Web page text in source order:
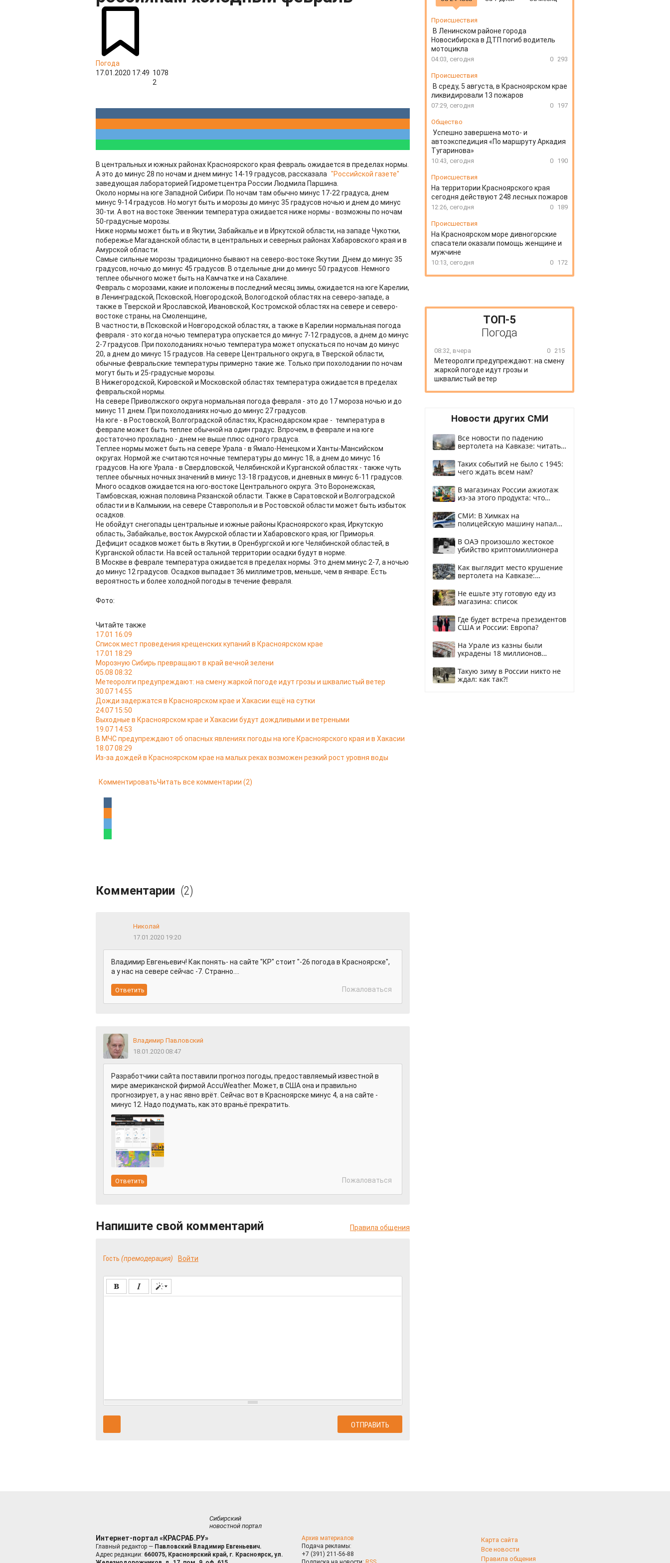
Погода
17.01.2020 17:49 1078
2
В центральных и южных районах Красноярского края февраль ожидается в пределах нормы.
А это до минус 28 по ночам и днем минус 14-19 градусов, рассказала "Российской газете"
заведующая лабораторией Гидрометцентра России Людмила Паршина.
Около нормы на юге Западной Сибири. По ночам там обычно минус 17-22 градуса, днем
минус 9-14 градусов. Но могут быть и морозы до минус 35 градусов ночью и днем до минус
30-ти. А вот на востоке Эвенкии температура ожидается ниже нормы - возможны по ночам
50-градусные морозы.
Ниже нормы может быть и в Якутии, Забайкалье и в Иркутской области, на западе Чукотки,
побережье Магаданской области, в центральных и северных районах Хабаровского края и в
Амурской области.
Самые сильные морозы традиционно бывают на северо-востоке Якутии. Днем до минус 35
градусов, ночью до минус 45 градусов. В отдельные дни до минус 50 градусов. Немного
теплее обычного может быть на Камчатке и на Сахалине.
Февраль с морозами, какие и положены в последний месяц зимы, ожидается на юге Карелии,
в Ленинградской, Псковской, Новгородской, Вологодской областях на северо-западе, а
также в Тверской и Ярославской, Ивановской, Костромской областях на севере и северо-
востоке страны, на Смоленщине,
В частности, в Псковской и Новгородской областях, а также в Карелии нормальная погода
февраля - это когда ночью температура опускается до минус 7-12 градусов, а днем до минус
2-7 градусов. При похолоданиях ночью температура может опускаться по ночам до минус
20, а днем до минус 15 градусов. На севере Центрального округа, в Тверской области,
обычные февральские температуры примерно такие же. Только при похолодании по ночам
могут быть и 25-градусные морозы.
В Нижегородской, Кировской и Московской областях температура ожидается в пределах
февральской нормы.
На севере Приволжского округа нормальная погода февраля - это до 17 мороза ночью и до
минус 11 днем. При похолоданиях ночью до минус 27 градусов.
На юге - в Ростовской, Волгоградской областях, Краснодарском крае - температура в
феврале может быть теплее обычной на один градус. Впрочем, в феврале и на юге
достаточно прохладно - днем не выше плюс одного градуса.
Теплее нормы может быть на севере Урала - в Ямало-Ненецком и Ханты-Мансийском
округах. Нормой же считаются ночные температуры до минус 18, а днем до минус 16
градусов. На юге Урала - в Свердловской, Челябинской и Курганской областях - также чуть
теплее обычных ночных значений в минус 13-18 градусов, и дневных в минус 6-11 градусов.
Много осадков ожидается на юго-востоке Центрального округа. Это Воронежская,
Тамбовская, южная половина Рязанской области. Также в Саратовской и Волгоградской
области и в Калмыкии, на севере Ставрополья и в Ростовской области может быть избыток
осадков.
Не обойдут снегопады центральные и южные районы Красноярского края, Иркутскую
область, Забайкалье, восток Амурской области и Хабаровского края, юг Приморья.
Дефицит осадков может быть в Якутии, в Оренбургской и юге Челябинской областей, в
Курганской области. На всей остальной территории осадки будут в норме.
В Москве в феврале температура ожидается в пределах нормы. Это днем минус 2-7, а ночью
до минус 12 градусов. Осадков выпадает 36 миллиметров, меньше, чем в январе. Есть
вероятность и более холодной погоды в течение февраля.
Фото:
Читайте также
17.01 16:09
Список мест проведения крещенских купаний в Красноярском крае
17.01 18:29
Морозную Сибирь превращают в край вечной зелени
05.08 08:32
Метеоролги предупреждают: на смену жаркой погоде идут грозы и шквалистый ветер
30.07 14:55
Дожди задержатся в Красноярском крае и Хакасии ещё на сутки
24.07 15:50
Выходные в Красноярском крае и Хакасии будут дождливыми и ветреными
19.07 14:53
В МЧС предупреждают об опасных явлениях погоды на юге Красноярского края и в Хакасии
18.07 08:29
Из-за дождей в Красноярском крае на малых реках возможен резкий рост уровня воды
КомментироватьЧитать все комментарии (2)
Комментарии (2)
Николай
17.01.2020 19:20
Владимир Евгеньевич! Как понять- на сайте "КР" стоит "-26 погода в Красноярске",
а у нас на севере сейчас -7. Странно....
Пожаловаться
Владимир Павловский
18.01.2020 08:47
Разработчики сайта поставили прогноз погоды, предоставляемый известной в
мире американской фирмой AccuWeather. Может, в США она и правильно
прогнозирует, а у нас явно врёт. Сейчас вот в Красноярске минус 4, а на сайте -
минус 12. Надо подумать, как это враньё прекратить.
Пожаловаться
Напишите свой комментарий Правила общения
Гость (премодерация) Войти
Происшествия
В Ленинском районе города
Новосибирска в ДТП погиб водитель
мотоцикла
04:03, сегодня 0 293
Происшествия
В среду, 5 августа, в Красноярском крае
ликвидировали 13 пожаров
07:29, сегодня 0 197
Общество
Успешно завершена мото- и
автоэкспедиция «По маршруту Аркадия
Тугаринова»
10:43, сегодня 0 190
Происшествия
На территории Красноярского края
сегодня действуют 248 лесных пожаров
12:26, сегодня 0 189
Происшествия
На Красноярском море дивногорские
спасатели оказали помощь женщине и
мужчине
10:13, сегодня 0 172
ТОП-5
Погода
08:32, вчера 0 215
Метеоролги предупреждают: на смену
жаркой погоде идут грозы и
шквалистый ветер
Новости других СМИ
Все новости по падению
вертолета на Кавказе: читать
Таких событий не было с 1945:
чего ждать всем нам?
В магазинах России ажиотаж
из-за этого продукта: что
СМИ: В Химках на
полицейскую машину напали
В ОАЭ произошло жестокое
убийство криптомиллионера
Как выглядит место крушение
вертолета на Кавказе:
Не ешьте эту готовую еду из
магазина: список
Где будет встреча президентов
США и России: Европа?
На Урале из казны были
украдены 18 миллионов
Такую зиму в России никто не
ждал: как так?!
Сибирский
новостной портал
Интернет-портал «КРАСРАБ.РУ»
Главный редактор — Павловский Владимир Евгеньевич.
Адрес редакции: 660075, Красноярский край, г. Красноярск, ул.
Архив материалов
Подача рекламы:
+7 (391) 211-56-88
Карта сайта
Все новости
Правила общения